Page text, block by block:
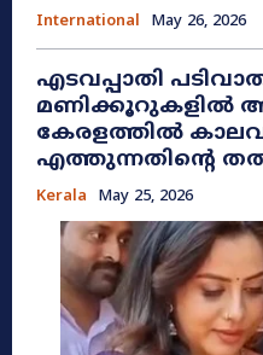
International May 26, 2026
എടവപ്പാതി
മണിക്കൂറുകളിൽ
കേരളത്തിൽ
എത്തുന്നതിന്റെ
Kerala May 25, 2026